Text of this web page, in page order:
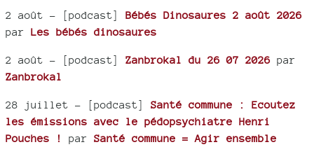
2 août - [podcast] Bébés Dinosaures 2 août 2026
par Les bébés dinosaures
2 août - [podcast] Zanbrokal du 26 07 2026 par
Zanbrokal
28 juillet - [podcast] Santé commune : Ecoutez
les émissions avec le pédopsychiatre Henri
Pouches !
par Santé commune = Agir ensemble